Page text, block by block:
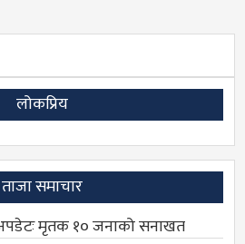
लोकप्रिय
ताजा समाचार
मृतक १० जनाको सनाखत